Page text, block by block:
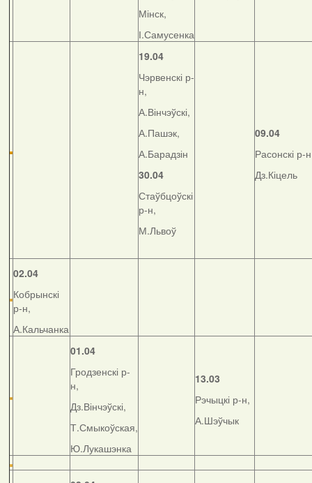
Мінск,
І.Самусенка
19.04
Чэрвенскі р-
н,
А.Вінчэўскі,
А.Пашэк,
А.Барадзін
30.04
Стаўбцоўскі
р-н,
М.Львоў
09.04
Расонскі р-
Дз.Кіцель
02.04
Кобрынскі
р-н,
А.Кальчанка
01.04
Гродзенскі р-
н,
Дз.Вінчэўскі,
Т.Смыкоўская,
Ю.Лукашэнка
13.03
Рэчыцкі р-н,
А.Шэўчык